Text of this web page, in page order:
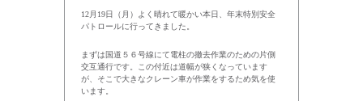
12月19日（月）よく晴れて暖かい本日、年末特別安全
パトロールに行ってきました。
まずは国道５６号線にて電柱の撤去作業のための片側
交互通行です。この付近は道幅が狭くなっています
が、そこで大きなクレーン車が作業をするため気を使
います。